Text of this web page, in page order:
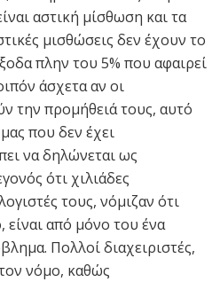
αστική μίσθωση και τα
μισθώσεις δεν έχουν το
πλην του 5% που αφαιρεί
άσχετα αν οι
την προμήθειά τους, αυτό
που δεν έχει
να δηλώνεται ως
ότι χιλιάδες
τους, νόμιζαν ότι
είναι από μόνο του ένα
Πολλοί διαχειριστές,
νόμο, καθώς